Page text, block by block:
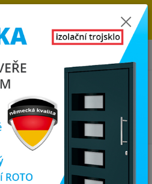
OKEN A DVEŘÍ SKLADEM U NÁS V
0
0,00 Kč
Plastové střešní okno 74x140 cm, bílá